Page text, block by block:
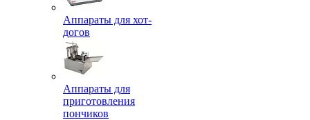
Аппараты для хот-
догов
Аппараты для
приготовления
пончиков